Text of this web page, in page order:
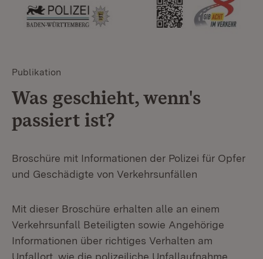
Publikation
Was geschieht, wenn's
passiert ist?
Broschüre mit Informationen der Polizei für Opfer
und Geschädigte von Verkehrsunfällen
Mit dieser Broschüre erhalten alle an einem
Verkehrsunfall Beteiligten sowie Angehörige
Informationen über richtiges Verhalten am
Unfallort, wie die polizeiliche Unfallaufnahme